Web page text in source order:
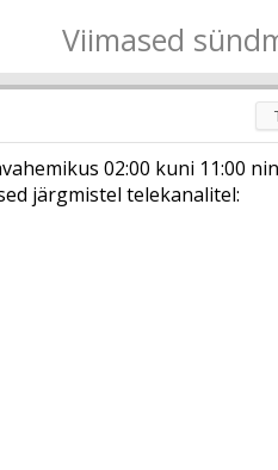
Viimased
02:00 kuni 11:00
järgmistel telekanalitel: